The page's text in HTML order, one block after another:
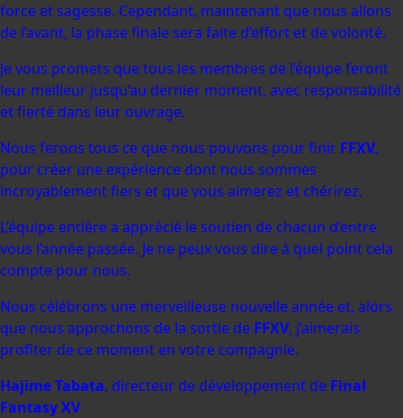
force et sagesse. Cependant, maintenant que nous allons
de l’avant, la phase finale sera faite d’effort et de volonté.
Je vous promets que tous les membres de l’équipe feront
leur meilleur jusqu’au dernier moment, avec responsabilité
et fierté dans leur ouvrage.
Nous ferons tous ce que nous pouvons pour finir FFXV,
pour créer une expérience dont nous sommes
incroyablement fiers et que vous aimerez et chérirez.
L’équipe entière a apprécié le soutien de chacun d’entre
vous l’année passée. Je ne peux vous dire à quel point cela
compte pour nous.
Nous célébrons une merveilleuse nouvelle année et, alors
que nous approchons de la sortie de FFXV, j’aimerais
profiter de ce moment en votre compagnie.
Hajime Tabata, directeur de développement de Final
Fantasy XV